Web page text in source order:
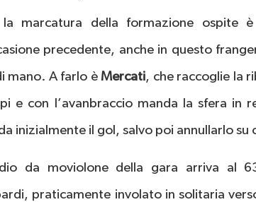
marcatura della formazione ospite
precedente, anche in questo
mano. A farlo è Mercati, che raccoglie la
e con l’avanbraccio manda la sfera in
inizialmente il gol, salvo poi annullarlo su
da moviolone della gara arriva al
praticamente involato in solitaria